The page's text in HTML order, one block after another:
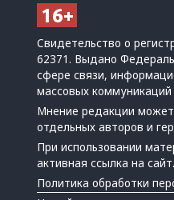
Свидетельство о
62371. Выдано
сфере связи,
массовых
Мнение редакции
отдельных авторов и
При использовании
активная ссылка на сайт.
Политика обработки